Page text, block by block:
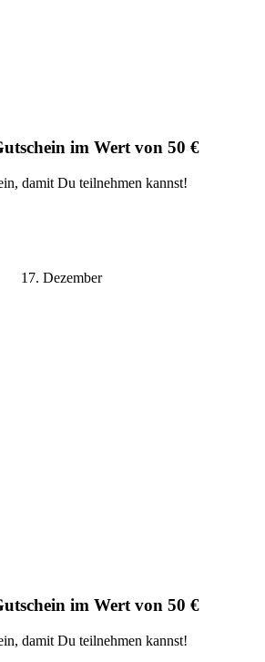
im Wert von 50 €
damit Du teilnehmen kannst!
17. Dezember
im Wert von 50 €
damit Du teilnehmen kannst!